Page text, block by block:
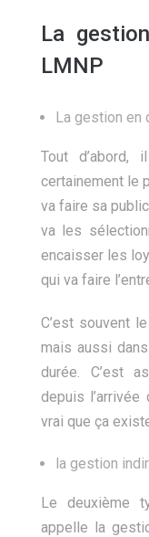
La
LMNP
La gestion en
Tout
certainement le
va faire sa
va les
encaisser les
qui va faire
C’est souvent
mais aussi
durée. C’est
depuis l’arrivée
vrai que ça
la gestion
Le deuxième
appelle la